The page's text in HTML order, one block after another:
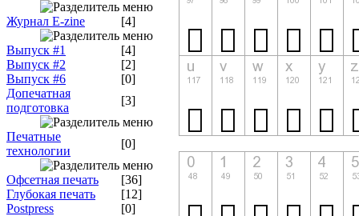
Журнал E-zine [4]
Выпуск #1
[4]
Выпуск #2
[2]
Выпуск #6
[0]
Допечатная
подготовка
[3]
Печатные
технологии
[0]
Офсетная печать
[36]
Глубокая печать
[12]
Postpress
[0]